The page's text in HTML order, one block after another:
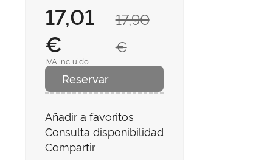
17,90
€
17,01
€
IVA incluido
Reservar
Añadir a favoritos
Consulta disponibilidad
Compartir